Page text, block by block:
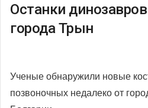
Останки
города Трын
Ученые обнаружили новые
позвоночных недалеко от